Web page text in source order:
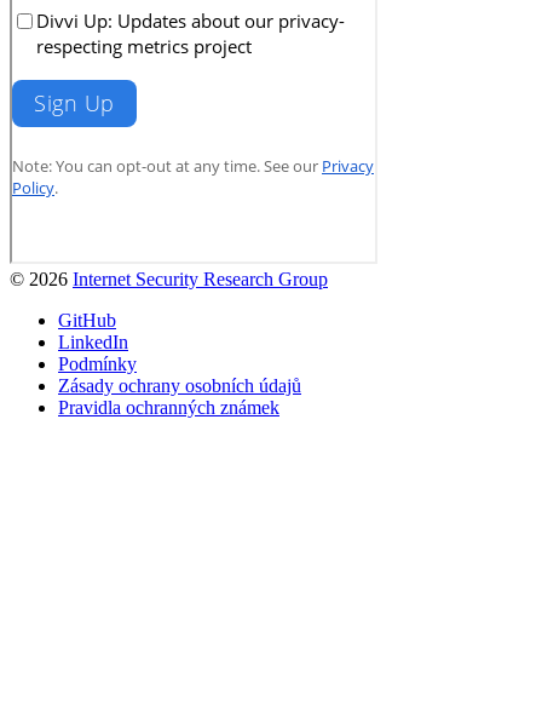
© 2026 Internet Security Research Group
GitHub
LinkedIn
Podmínky
Zásady ochrany osobních údajů
Pravidla ochranných známek